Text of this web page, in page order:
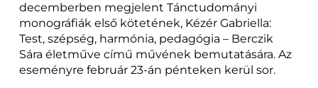
decemberben megjelent Tánctudományi
monográfiák első kötetének, Kézér Gabriella:
Test, szépség, harmónia, pedagógia – Berczik
Sára életműve című művének bemutatására. Az
eseményre február 23-án pénteken kerül sor.